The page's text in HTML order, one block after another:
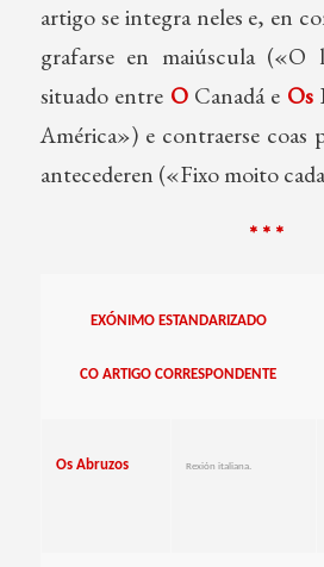
artigo se integra neles e, en
grafarse en maiúscula («O
situado entre OCanadá e Os
América») e contraerse coas
antecederen («Fixo moito
* * *
EXÓNIMO ESTANDARIZADO
CO ARTIGO CORRESPONDENTE
Os Abruzos Rexión italiana.